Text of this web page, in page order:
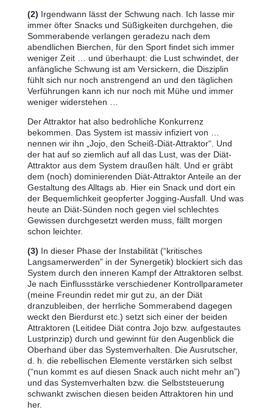
(2) Irgendwann lässt der Schwung nach. Ich lasse mir
immer öfter Snacks und Süßigkeiten durchgehen, die
Sommerabende verlangen geradezu nach dem
abendlichen Bierchen, für den Sport findet sich immer
weniger Zeit … und überhaupt: die Lust schwindet, der
anfängliche Schwung ist am Versickern, die Disziplin
fühlt sich nur noch anstrengend an und den täglichen
Verführungen kann ich nur noch mit Mühe und immer
weniger widerstehen …
Der Attraktor hat also bedrohliche Konkurrenz
bekommen. Das System ist massiv infiziert von …
nennen wir ihn „Jojo, den Scheiß-Diät-Attraktor“. Und
der hat auf so ziemlich auf all das Lust, was der Diät-
Attraktor aus dem System draußen hält. Und er gräbt
dem (noch) dominierenden Diät-Attraktor Anteile an der
Gestaltung des Alltags ab. Hier ein Snack und dort ein
der Bequemlichkeit geopferter Jogging-Ausfall. Und was
heute an Diät-Sünden noch gegen viel schlechtes
Gewissen durchgesetzt werden muss, fällt morgen
schon leichter.
(3) In dieser Phase der Instabilität (“kritisches
Langsamerwerden” in der Synergetik) blockiert sich das
System durch den inneren Kampf der Attraktoren selbst.
Je nach Einflussstärke verschiedener Kontrollparameter
(meine Freundin redet mir gut zu, an der Diät
dranzubleiben, der herrliche Sommerabend dagegen
weckt den Bierdurst etc.) setzt sich einer der beiden
Attraktoren (Leitidee Diät contra Jojo bzw. aufgestautes
Lustprinzip) durch und gewinnt für den Augenblick die
Oberhand über das Systemverhalten. Die Ausrutscher,
d. h. die rebellischen Elemente verstärken sich selbst
(“nun kommt es auf diesen Snack auch nicht mehr an”)
und das Systemverhalten bzw. die Selbststeuerung
schwankt zwischen diesen beiden Attraktoren hin und
her.